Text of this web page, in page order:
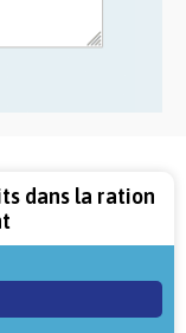
dans la ration